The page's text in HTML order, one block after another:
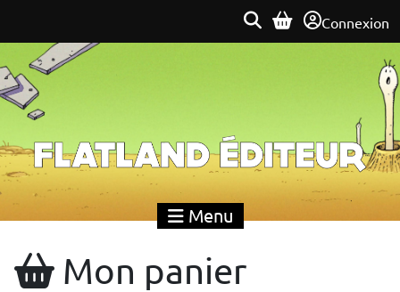
Connexion
Flatland Éditeur
Menu
Mon panier